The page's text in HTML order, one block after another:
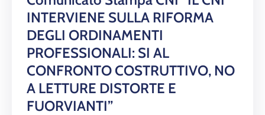
INTERVIENE SULLA RIFORMA
DEGLI ORDINAMENTI
PROFESSIONALI: SI AL
CONFRONTO COSTRUTTIVO, NO
A LETTURE DISTORTE E
FUORVIANTI”